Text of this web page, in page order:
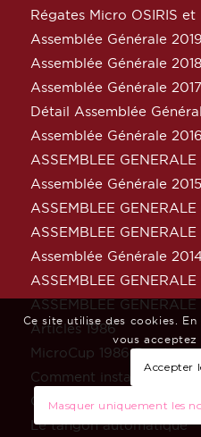
Régates Micro OSIRIS
Assemblée Générale 2019
Assemblée Générale 2018
Assemblée Générale 2017
Détail Assemblée
Assemblée Générale 2016
ASSEMBLEE GENERALE
Assemblée Générale 2015
ASSEMBLEE GENERALE
ASSEMBLEE GENERALE
Assemblée Générale
ASSEMBLEE GENERALE
ASSEMBLEE GENERALE
Articles 1986
MicroCup 1986 Brest
Comment installer un
Gréement textile ?
Le tangon automatique
Ce site utilise des cookies.
vous acceptez
Accepter
Masquer uniquement les